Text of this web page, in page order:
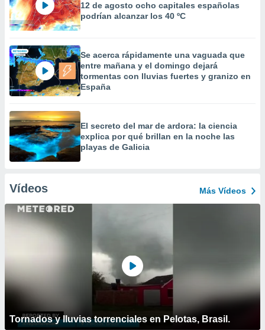
12 de agosto ocho capitales españolas
podrían alcanzar los 40 ºC
Se acerca rápidamente una vaguada que
entre mañana y el domingo dejará
tormentas con lluvias fuertes y granizo en
España
El secreto del mar de ardora: la ciencia
explica por qué brillan en la noche las
playas de Galicia
Vídeos Más Vídeos
Tornados y lluvias torrenciales en Pelotas, Brasil.